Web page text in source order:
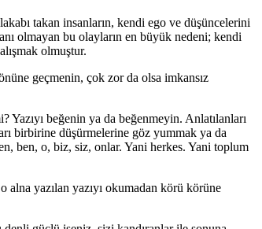
takan insanların, kendi ego ve düşüncelerini
olmayan bu olayların en büyük nedeni; kendi
olmuştur.
geçmenin, çok zor da olsa imkansız
beğenin ya da beğenmeyin. Anlatılanları
birbirine düşürmelerine göz yummak ya da
ben, o, biz, siz, onlar. Yani herkes. Yani toplum
yazılan yazıyı okumadan körü körüne